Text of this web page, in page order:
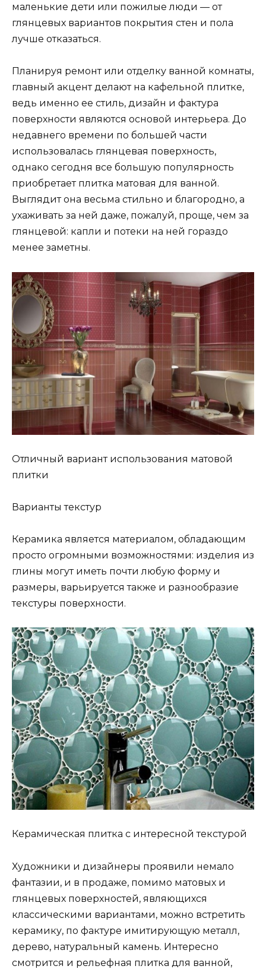
маленькие дети или пожилые люди — от
глянцевых вариантов покрытия стен и пола
лучше отказаться.
Планируя ремонт или отделку ванной комнаты,
главный акцент делают на кафельной плитке,
ведь именно ее стиль, дизайн и фактура
поверхности являются основой интерьера. До
недавнего времени по большей части
использовалась глянцевая поверхность,
однако сегодня все большую популярность
приобретает плитка матовая для ванной.
Выглядит она весьма стильно и благородно, а
ухаживать за ней даже, пожалуй, проще, чем за
глянцевой: капли и потеки на ней гораздо
менее заметны.
Отличный вариант использования матовой
плитки
Варианты текстур
Керамика является материалом, обладающим
просто огромными возможностями: изделия из
глины могут иметь почти любую форму и
размеры, варьируется также и разнообразие
текстуры поверхности.
Керамическая плитка с интересной текстурой
Художники и дизайнеры проявили немало
фантазии, и в продаже, помимо матовых и
глянцевых поверхностей, являющихся
классическими вариантами, можно встретить
керамику, по фактуре имитирующую металл,
дерево, натуральный камень. Интересно
смотрится и рельефная плитка для ванной,